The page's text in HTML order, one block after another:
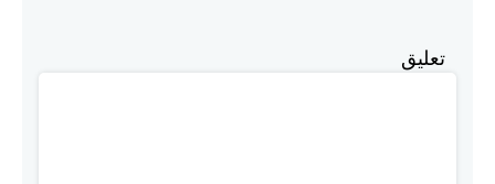
تعليق